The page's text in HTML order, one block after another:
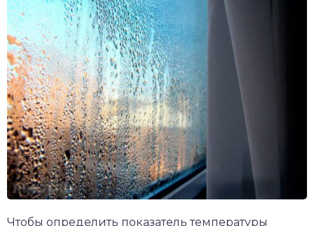
Чтобы определить показатель температуры